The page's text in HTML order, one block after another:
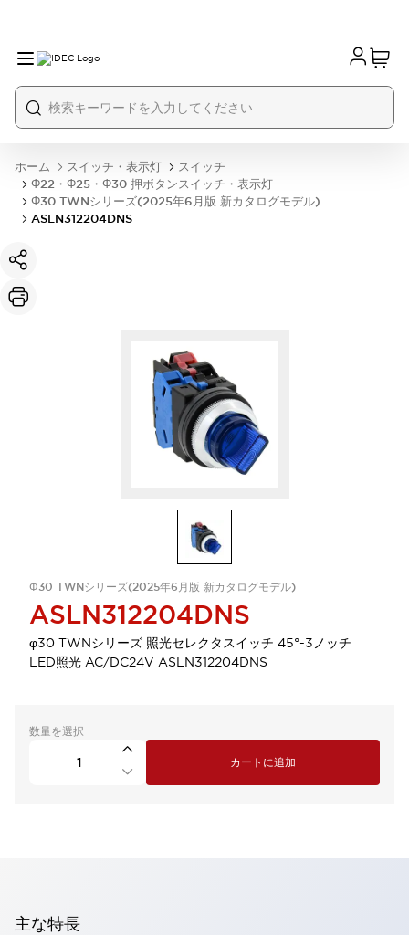
ホーム スイッチ・表示灯
スイッチ
Φ22・Φ25・Φ30 押ボタンスイッチ・表示灯
Φ30 TWNシリーズ(2025年6月版 新カタログモデル)
ASLN312204DNS
Φ30 TWNシリーズ(2025年6月版 新カタログモデル)
ASLN312204DNS
φ30 TWNシリーズ 照光セレクタスイッチ 45°-3ノッチ
LED照光 AC/DC24V ASLN312204DNS
数量を選択
カートに追加
主な特長